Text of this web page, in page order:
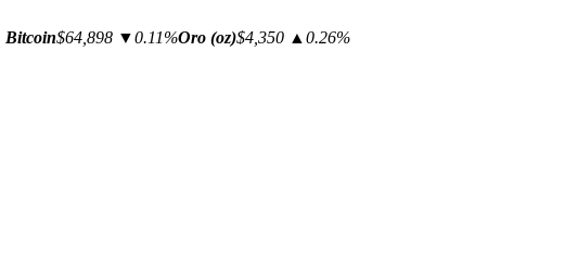
Bitcoin$64,898 ▼0.11%Oro (oz)$4,350 ▲0.26%